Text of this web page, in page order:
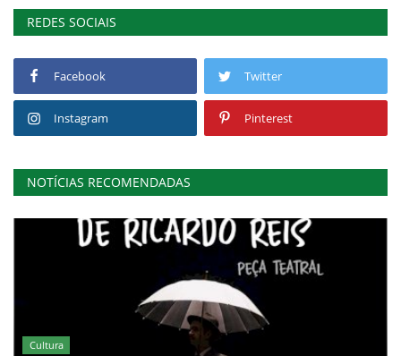
REDES SOCIAIS
Facebook Twitter
Instagram Pinterest
NOTÍCIAS RECOMENDADAS
Cultura